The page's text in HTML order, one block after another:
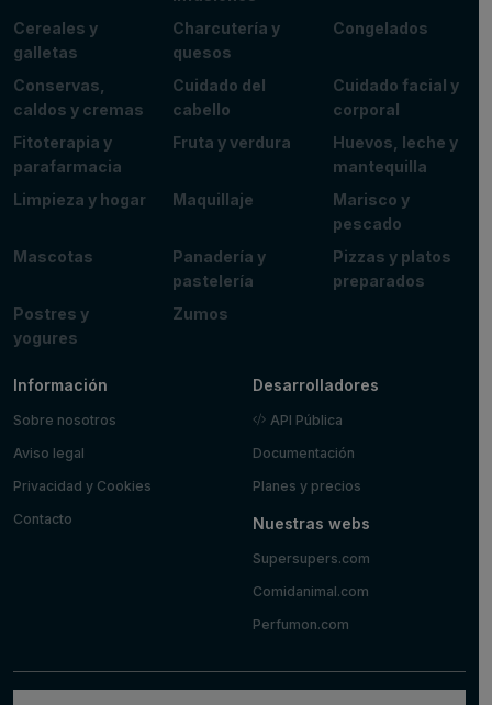
Cereales y
galletas
Charcutería y
quesos
Congelados
Conservas,
caldos y cremas
Cuidado del
cabello
Cuidado facial y
corporal
Fitoterapia y
parafarmacia
Fruta y verdura
Huevos, leche y
mantequilla
Limpieza y hogar
Maquillaje
Marisco y
pescado
Mascotas
Panadería y
pastelería
Pizzas y platos
preparados
Postres y
yogures
Zumos
Información
Sobre nosotros
Aviso legal
Privacidad y Cookies
Contacto
Desarrolladores
API Pública
Documentación
Planes y precios
Nuestras webs
Supersupers.com
Comidanimal.com
Perfumon.com